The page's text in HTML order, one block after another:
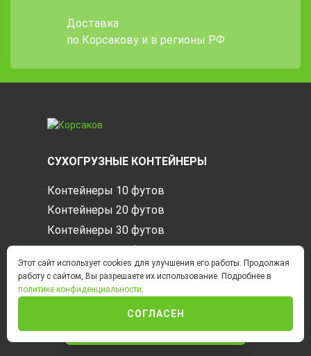
Доставка
по Корсакову и в регионы РФ
СУХОГРУЗНЫЕ КОНТЕЙНЕРЫ
Контейнеры 10 футов
Контейнеры 20 футов
Контейнеры 30 футов
Контейнеры 40 футов
Новые контейнеры
Контейнеры 45 футов
Б/У контейнеры
Характеристики и размеры контейнеров
Этот сайт использует cookies для улучшения его работы. Продолжая
работу с сайтом, Вы разрешаете их использование. Подробнее в
политике конфиденциальности.
СОГЛАСЕН